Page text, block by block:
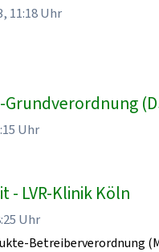
11:18 Uhr
Uhr
- LVR-Klinik Köln
Uhr
Betreiberverordnung